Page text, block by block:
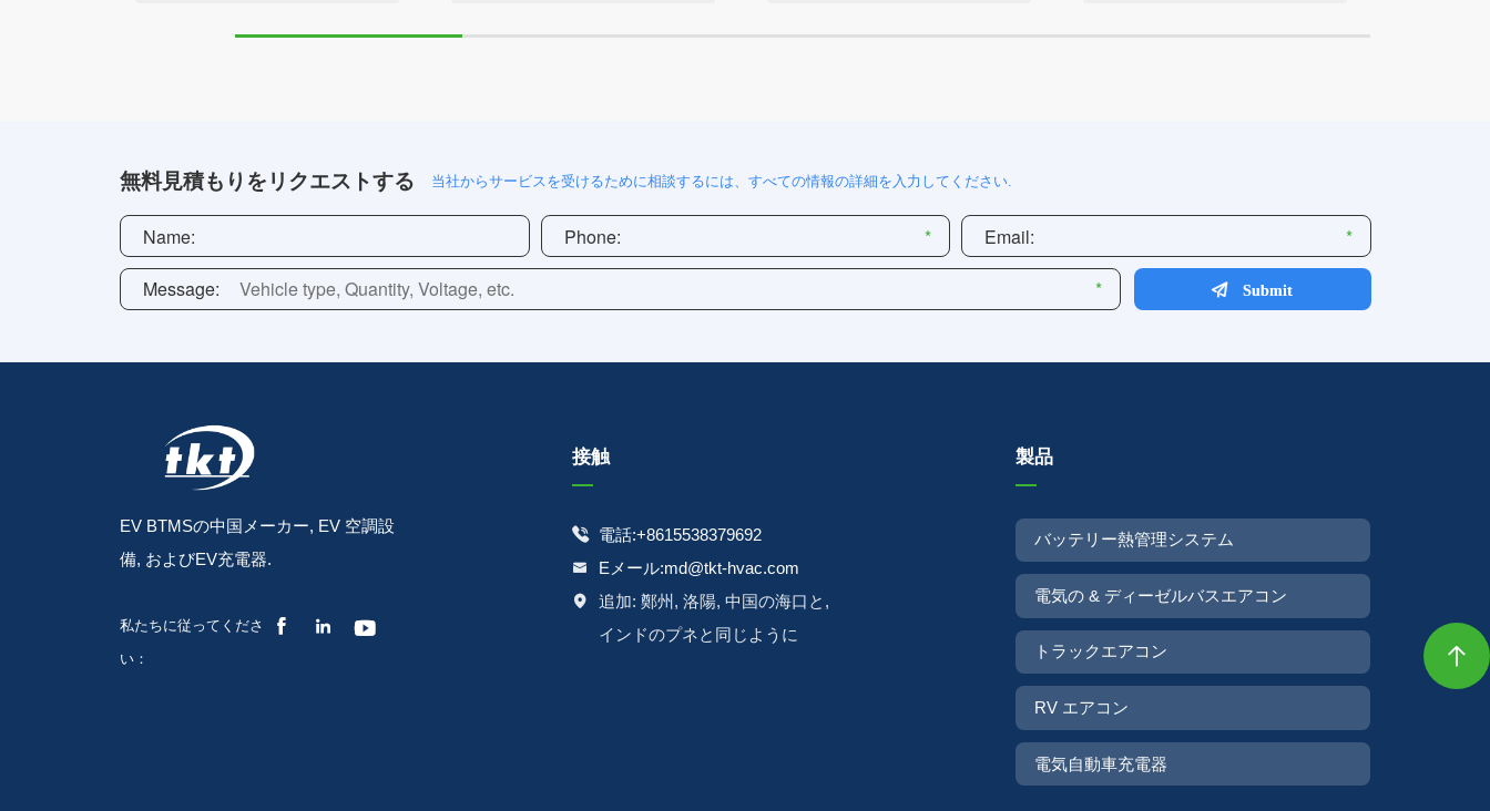

無料見積もりをリクエストする 当社からサービスを受けるために相談するには、すべての情報の詳細を入力してください.
EV BTMSの中国メーカー, EV 空調設
備, およびEV充電器.
私たちに従ってくださ
い：
  
接触
 電話:+8615538379692
 Eメール:md@tkt-hvac.com

追加: 鄭州, 洛陽, 中国の海口と,
インドのプネと同じように
製品
バッテリー熱管理システム
電気の & ディーゼルバスエアコン
トラックエアコン
RV エアコン
電気自動車充電器